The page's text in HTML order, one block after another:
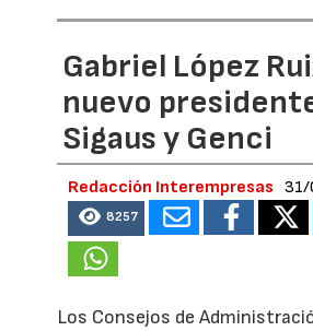
Gabriel López
nuevo
Sigaus y Genci
Redacción Interempresas 31/
8257
Los Consejos de